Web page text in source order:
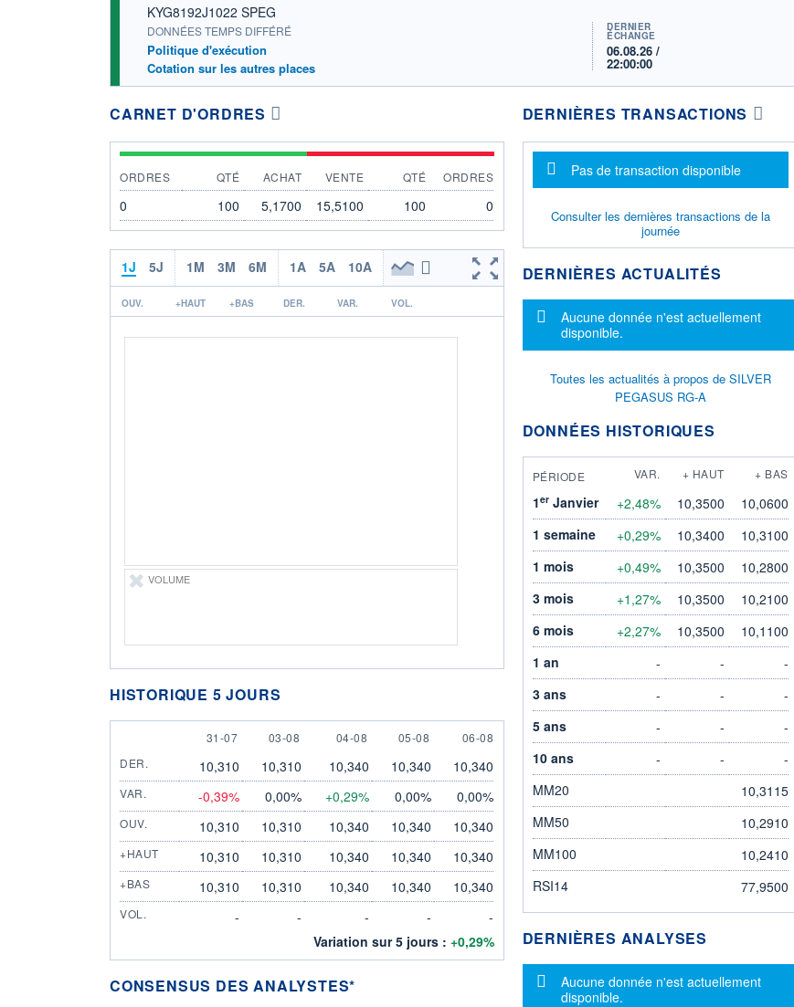
KYG8192J1022 SPEG
DONNÉES TEMPS DIFFÉRÉ
Politique d'exécution
Cotation sur les autres places
DERNIER
ÉCHANGE
06.08.26 /
22:00:00
CARNET D'ORDRES
ORDRES QTÉ ACHAT VENTE QTÉ ORDRES
0 100 5,1700 15,5100 100 0
1J 5J 1M 3M 6M 1A 5A 10A
OUV. +HAUT +BAS DER. VAR. VOL.
VOLUME
HISTORIQUE 5 JOURS
31 JULY
31-07 3 AUGUST
03-08 4 AUGUST
04-08 5 AUGUST
05-08 6 AUGUST
06-08
DER.
10,310 10,310 10,340 10,340 10,340
VAR. -0,39% 0,00% +0,29% 0,00% 0,00%
OUV. 10,310 10,310 10,340 10,340 10,340
+HAUT 10,310 10,310 10,340 10,340 10,340
+BAS 10,310 10,310 10,340 10,340 10,340
VOL. - - - -
-
Variation sur 5 jours : +0,29%
CONSENSUS DES ANALYSTES*
DERNIÈRES TRANSACTIONS
Message d'information
Pas de transaction disponible
Consulter les dernières transactions de la
journée
DERNIÈRES ACTUALITÉS
Message d'information
Aucune donnée n'est actuellement
disponible.
Toutes les actualités à propos de SILVER
PEGASUS RG-A
DONNÉES HISTORIQUES
PÉRIODE VAR. + HAUT + BAS
1erJanvier +2,48% 10,3500
10,0600
1 semaine
+0,29% 10,3400
10,3100
1 mois
+0,49% 10,3500
10,2800
3 mois
+1,27% 10,3500
10,2100
6 mois
+2,27% 10,3500
10,1100
1 an
- -
-
3 ans
- -
-
5 ans
- -
-
10 ans
- -
-
MM20
10,3115
MM50
10,2910
MM100
10,2410
RSI14
77,9500
DERNIÈRES ANALYSES
Message d'information
Aucune donnée n'est actuellement
disponible.